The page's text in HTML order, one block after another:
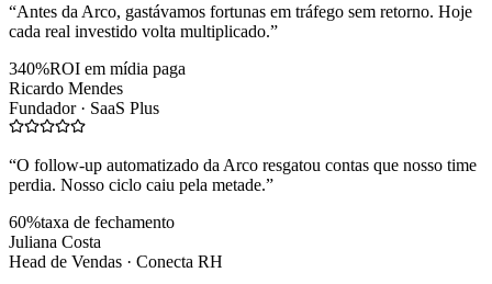
“Antes da Arco, gastávamos fortunas em tráfego sem retorno. Hoje
cada real investido volta multiplicado.”
340%ROI em mídia paga
Ricardo Mendes
Fundador · SaaS Plus
“O follow-up automatizado da Arco resgatou contas que nosso time
perdia. Nosso ciclo caiu pela metade.”
60%taxa de fechamento
Juliana Costa
Head de Vendas · Conecta RH